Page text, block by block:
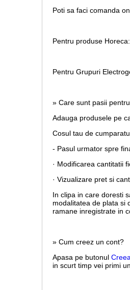
Poti sa faci comanda
Pentru produse Horeca:
Pentru Grupuri
» Care sunt pasii
Adauga produsele pe
Cosul tau de
- Pasul urmator spre
· Modificarea cantitatii
· Vizualizare pret si
In clipa in care doresti
modalitatea de plata si
ramane inregistrate in
» Cum creez un cont?
Apasa pe butonul
in scurt timp vei primi